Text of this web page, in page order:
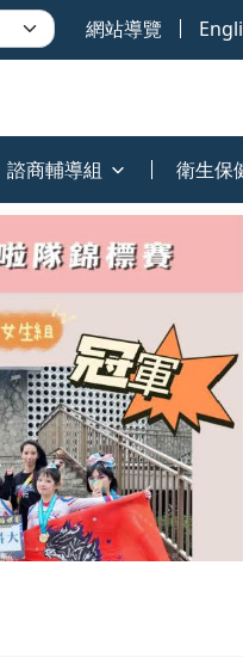
網站導覽
諮商輔導組 衛生保